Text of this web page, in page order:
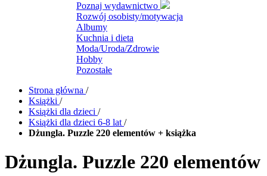
Poznaj wydawnictwo
Rozwój osobisty/motywacja
Albumy
Kuchnia i dieta
Moda/Uroda/Zdrowie
Hobby
Pozostałe
Strona główna /
Książki /
Książki dla dzieci /
Książki dla dzieci 6-8 lat /
Dżungla. Puzzle 220 elementów + książka
Dżungla. Puzzle 220 elementów